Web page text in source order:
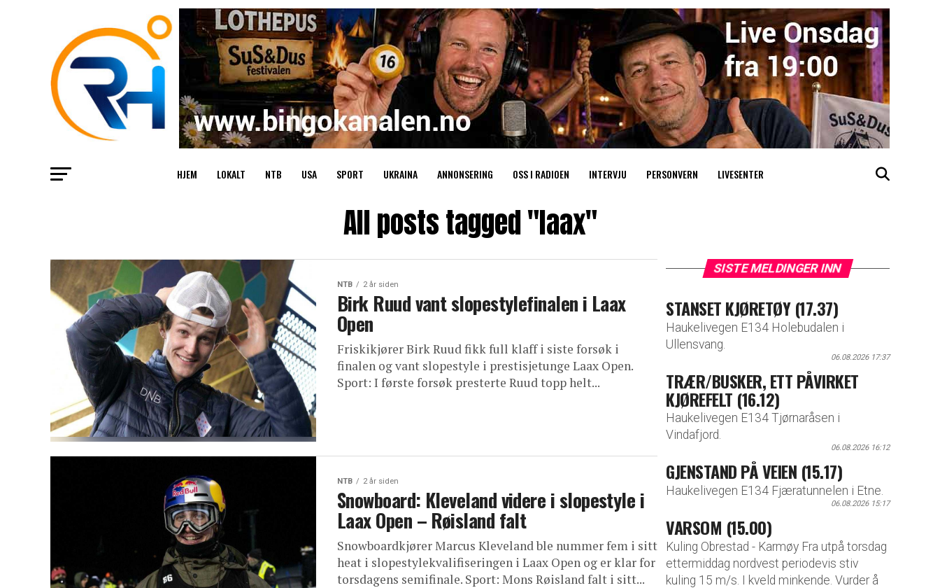
HJEM LOKALT NTB USA SPORT UKRAINA ANNONSERING OSS I RADIOEN INTERVJU PERSONVERN LIVESENTER
All posts tagged "laax"
NTB 2 år siden
Birk Ruud vant slopestylefinalen i Laax
Open
Friskikjører Birk Ruud fikk full klaff i siste forsøk i
finalen og vant slopestyle i prestisjetunge Laax Open.
Sport: I første forsøk presterte Ruud topp helt...
NTB 2 år siden
Snowboard: Kleveland videre i slopestyle i
Laax Open – Røisland falt
Snowboardkjører Marcus Kleveland ble nummer fem i sitt
heat i slopestylekvalifiseringen i Laax Open og er klar for
torsdagens semifinale. Sport: Mons Røisland falt i sitt...
SISTE MELDINGER INN
STANSET KJØRETØY (17.37)
Haukelivegen E134 Holebudalen i
Ullensvang.
06.08.2026 17:37
TRÆR/BUSKER, ETT PÅVIRKET
KJØREFELT (16.12)
Haukelivegen E134 Tjørnaråsen i
Vindafjord.
06.08.2026 16:12
GJENSTAND PÅ VEIEN (15.17)
Haukelivegen E134 Fjæratunnelen i Etne.
06.08.2026 15:17
VARSOM (15.00)
Kuling Obrestad - Karmøy Fra utpå torsdag
ettermiddag nordvest periodevis stiv
kuling 15 m/s. I kveld minkende. Vurder å